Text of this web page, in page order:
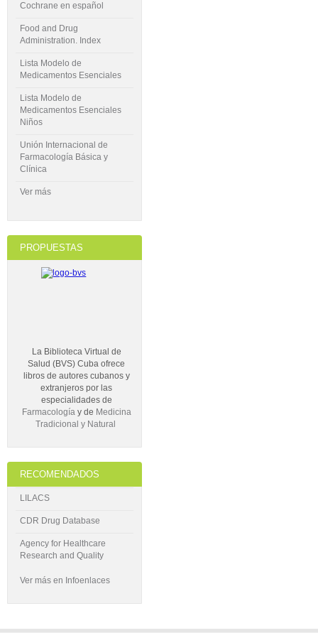
Cochrane en español
Food and Drug
Administration. Index
Lista Modelo de
Medicamentos Esenciales
Lista Modelo de
Medicamentos Esenciales
Niños
Unión Internacional de
Farmacología Básica y
Clínica
Ver más
PROPUESTAS
La Biblioteca Virtual de
Salud (BVS) Cuba ofrece
libros de autores cubanos y
extranjeros por las
especialidades de
Farmacologíay de Medicina
Tradicional y Natural
RECOMENDADOS
LILACS
CDR Drug Database
Agency for Healthcare
Research and Quality
Ver más en Infoenlaces